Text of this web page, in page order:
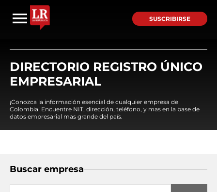
SUSCRIBIRSE
DIRECTORIO REGISTRO ÚNICO
EMPRESARIAL
¡Conozca la información esencial de cualquier empresa de
Colombia! Encuentre NIT, dirección, teléfono, y mas en la base de
datos empresarial mas grande del país.
Buscar empresa